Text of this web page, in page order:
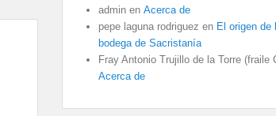
admin en Acerca de
pepe laguna rodriguez en El origen de
bodega de Sacristanía
Fray Antonio Trujillo de la Torre (fraile
Acerca de